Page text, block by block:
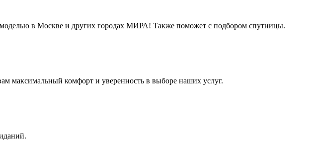
в Москве и других городах МИРА! Также поможет с подбором спутницы.
максимальный комфорт и уверенность в выборе наших услуг.